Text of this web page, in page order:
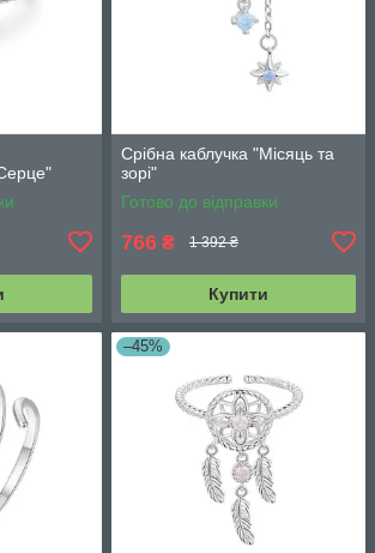
Срібна каблучка "Місяць та
зорі"
Готово до відправки
766 ₴ 1 392 ₴
Купити
–45%